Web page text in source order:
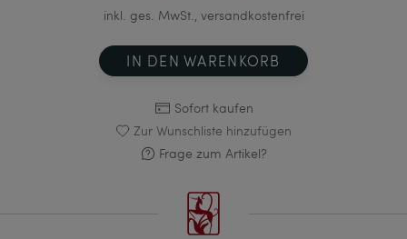
inkl. ges. MwSt., versandkostenfrei
IN DEN WARENKORB
Sofort kaufen
Zur Wunschliste hinzufügen
Frage zum Artikel?